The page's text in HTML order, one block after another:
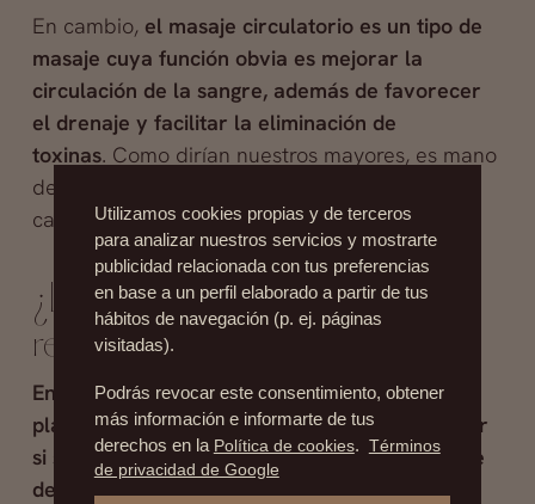
En cambio, el masaje circulatorio es un tipo de
masaje cuya función obvia es mejorar la
circulación de la sangre, además de favorecer
el drenaje y facilitar la eliminación de
toxinas. Como dirían nuestros mayores, es mano
de santo para acabar con la sensación de
cansancio y la pesadez en las piernas.
¿Los masajes terapéuticos
realmente funcionan?
En definitiva, los masajes terapéuticos son
placenteros y son eficaces. No podríamos decir
si son más lo primero o lo segundo, pero sí que
demuestran que la eficacia médica no siempre
Utilizamos cookies propias y de terceros
para analizar nuestros servicios y mostrarte
publicidad relacionada con tus preferencias
en base a un perfil elaborado a partir de tus
hábitos de navegación (p. ej. páginas
visitadas).
Podrás revocar este consentimiento, obtener
más información e informarte de tus
derechos en la Política de cookies. Términos
de privacidad de Google